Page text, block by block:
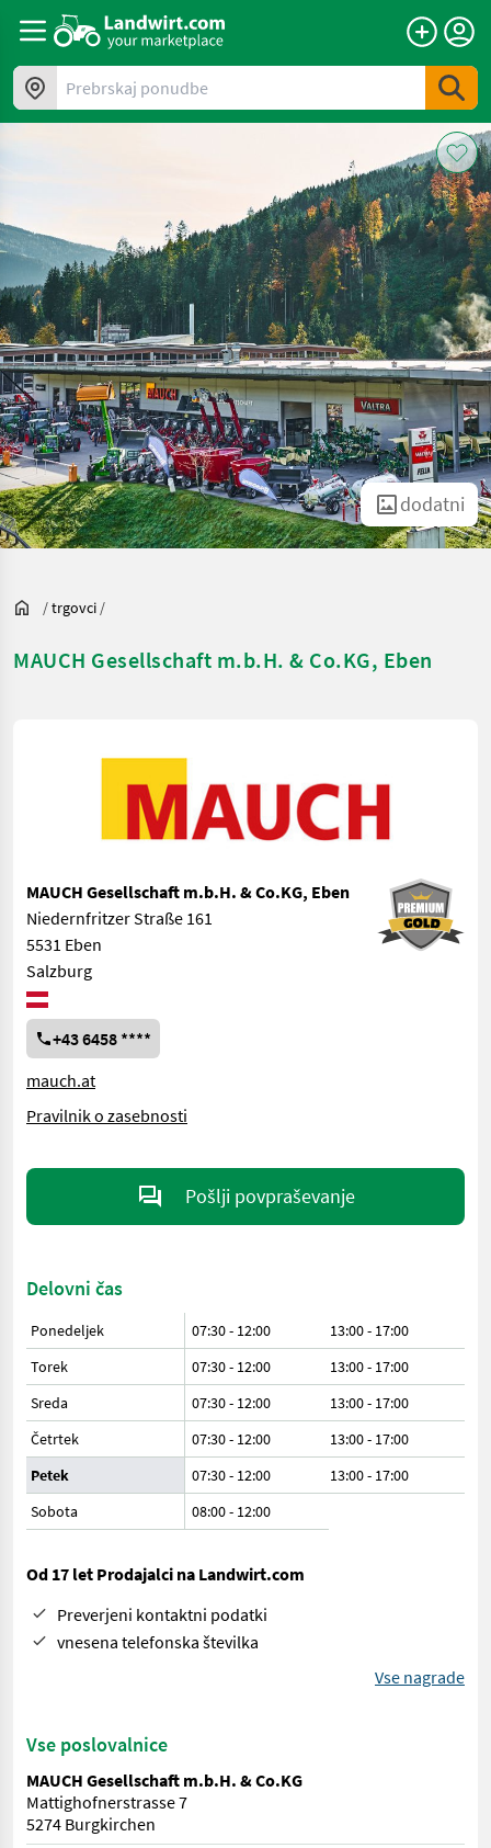
Prebrskaj ponudbe
dodatni
/trgovci /
MAUCH Gesellschaft m.b.H. & Co.KG, Eben
MAUCH Gesellschaft m.b.H. & Co.KG, Eben
Niedernfritzer Straße 161
5531 Eben
Salzburg
+43 6458 ****
mauch.at
Pravilnik o zasebnosti
Pošlji povpraševanje
Delovni čas
Ponedeljek 07:30 - 12:00
13:00 - 17:00
Torek
07:30 - 12:00
13:00 - 17:00
Sreda
07:30 - 12:00
13:00 - 17:00
Četrtek
07:30 - 12:00
13:00 - 17:00
Petek
07:30 - 12:00
13:00 - 17:00
Sobota
08:00- 12:00
Od 17 let Prodajalci na Landwirt.com
Preverjeni kontaktni podatki
vnesena telefonska številka
Vse nagrade
Vse poslovalnice
MAUCH Gesellschaft m.b.H. & Co.KG
Mattighofnerstrasse 7
5274 Burgkirchen